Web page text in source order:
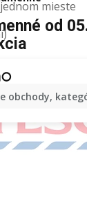
mieste
obchody,
od